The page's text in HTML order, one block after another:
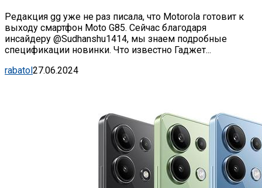
Редакция gg уже не раз писала, что Motorola готовит к
выходу смартфон Moto G85. Сейчас благодаря
инсайдеру @Sudhanshu1414, мы знаем подробные
спецификации новинки. Что известно Гаджет...
rabatol27.06.2024